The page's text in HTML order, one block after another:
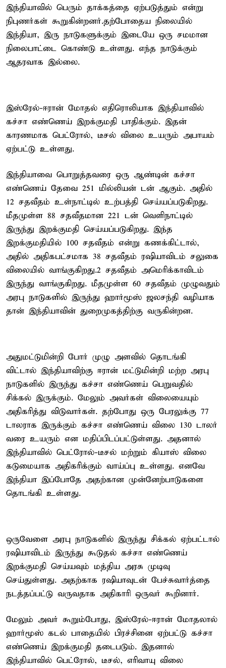
இந்தியாவில் பெரும் தாக்கத்தை ஏற்படுத்தும் என்று
நிபுணர்கள் கூறுகின்றனர்.தற்போதைய நிலையில்
இந்தியா, இரு நாடுகளுக்கும் இடையே ஒரு சமமான
நிலைபாட்டை கொண்டு உள்ளது. எந்த நாடுக்கும்
ஆதரவாக இல்லை.
இஸ்ரேல்-ஈரான் மோதல் எதிரொலியாக இந்தியாவில்
கச்சா எண்ணெய் இறக்குமதி பாதிக்கும். இதன்
காரணமாக பெட்ரோல், டீசல் விலை உயரும் அபாயம்
ஏற்பட்டு உள்ளது.
இந்தியாவை பொறுத்தவரை ஒரு ஆண்டின் கச்சா
எண்ணெய் தேவை 251 மில்லியன் டன் ஆகும். அதில்
12 சதவீதம் உள்நாட்டில் உற்பத்தி செய்யப்படுகிறது.
மீதமுள்ள 88 சதவீதமான 221 டன் வெளிநாட்டில்
இருந்து இறக்குமதி செய்யப்படுகிறது. இந்த
இறக்குமதியில் 100 சதவீதம் என்று கணக்கிட்டால்,
அதில் அதிகபட்சமாக 38 சதவீதம் ரஷியாவிடம் சலுகை
விலையில் வாங்குகிறது.2 சதவீதம் அமெரிக்காவிடம்
இருந்து வாங்குகிறது. மீதமுள்ள 60 சதவீதம் முழுவதும்
அரபு நாடுகளில் இருந்து ஹார்மூஸ் ஜலசந்தி வழியாக
தான் இந்தியாவின் துறைமுகத்திற்கு வருகின்றன.
அதுமட்டுமின்றி போர் முழு அளவில் தொடங்கி
விட்டால் இந்தியாவிற்கு ஈரான் மட்டுமின்றி மற்ற அரபு
நாடுகளில் இருந்து கச்சா எண்ணெய் பெறுவதில்
சிக்கல் இருக்கும். மேலும் அவர்கள் விலையையும்
அதிகரித்து விடுவார்கள். தற்போது ஒரு பேரலுக்கு 77
டாலராக இருக்கும் கச்சா எண்ணெய் விலை 130 டாலர்
வரை உயரும் என மதிப்பிடப்பட்டுள்ளது. அதனால்
இந்தியாவில் பெட்ரோல்-டீசல் மற்றும் கியாஸ் விலை
கடுமையாக அதிகரிக்கும் வாய்ப்பு உள்ளது. எனவே
இந்தியா இப்போதே அதற்கான முன்னேற்பாடுகளை
தொடங்கி உள்ளது.
ஒருவேளை அரபு நாடுகளில் இருந்து சிக்கல் ஏற்பட்டால்
ரஷியாவிடம் இருந்து கூடுதல் கச்சா எண்ணெய்
இறக்குமதி செய்யவும் மத்திய அரசு முடிவு
செய்துள்ளது. அதற்காக ரஷியாவுடன் பேச்சுவார்த்தை
நடத்தப்பட்டு வருவதாக அதிகாரி ஒருவர் கூறினார்.
மேலும் அவர் கூறும்போது, இஸ்ரேல்-ஈரான் மோதலால்
ஹார்மூஸ் கடல் பாதையில் பிரச்சினை ஏற்பட்டு கச்சா
எண்ணெய் இறக்குமதி தடைபடும். இதனால்
இந்தியாவில் பெட்ரோல், டீசல், எரிவாயு விலை